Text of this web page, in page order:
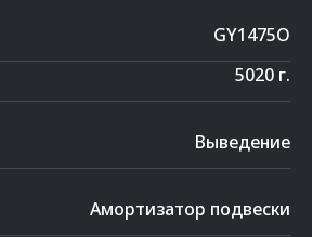
GY1475O
5020 г.
Выведение
Амортизатор подвески